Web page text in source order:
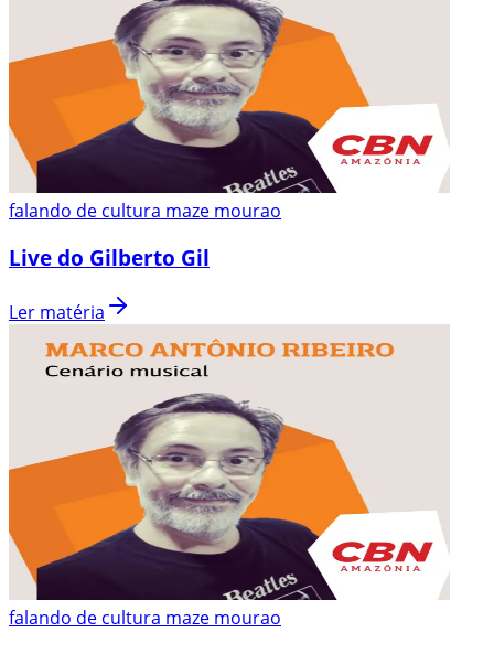
falando de cultura maze mourao
Live do Gilberto Gil
Ler matéria
falando de cultura maze mourao